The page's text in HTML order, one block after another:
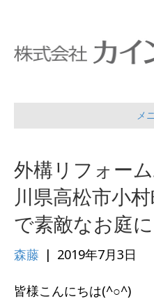
メ
外構リフォー
川県高松市小
で素敵なお庭
森藤 | 2019年7月3日
皆様こんにちは(^○^)